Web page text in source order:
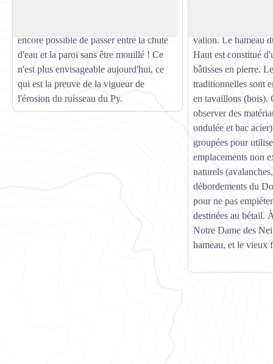
encore possible de passer entre la chute
d'eau et la paroi sans être mouillé ! Ce
n'est plus envisageable aujourd'hui, ce
qui est la preuve de la vigueur de
l'érosion du ruisseau du Py.
vallon. Le hameau
Haut est constitué
bâtisses en pierre.
traditionnelles sont
en tavaillons (bois).
observer des
ondulée et bac
groupées pour
emplacements non
naturels
débordements du
pour ne pas
destinées au bétail.
Notre Dame des
hameau, et le vieux